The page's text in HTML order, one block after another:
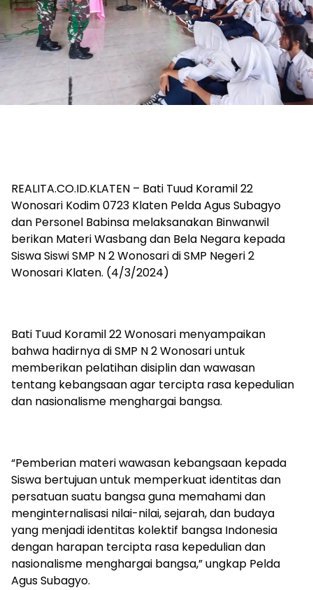
REALITA.CO.ID.KLATEN – Bati Tuud Koramil 22
Wonosari Kodim 0723 Klaten Pelda Agus Subagyo
dan Personel Babinsa melaksanakan Binwanwil
berikan Materi Wasbang dan Bela Negara kepada
Siswa Siswi SMP N 2 Wonosari di SMP Negeri 2
Wonosari Klaten. (4/3/2024)
Bati Tuud Koramil 22 Wonosari menyampaikan
bahwa hadirnya di SMP N 2 Wonosari untuk
memberikan pelatihan disiplin dan wawasan
tentang kebangsaan agar tercipta rasa kepedulian
dan nasionalisme menghargai bangsa.
“Pemberian materi wawasan kebangsaan kepada
Siswa bertujuan untuk memperkuat identitas dan
persatuan suatu bangsa guna memahami dan
menginternalisasi nilai-nilai, sejarah, dan budaya
yang menjadi identitas kolektif bangsa Indonesia
dengan harapan tercipta rasa kepedulian dan
nasionalisme menghargai bangsa,” ungkap Pelda
Agus Subagyo.